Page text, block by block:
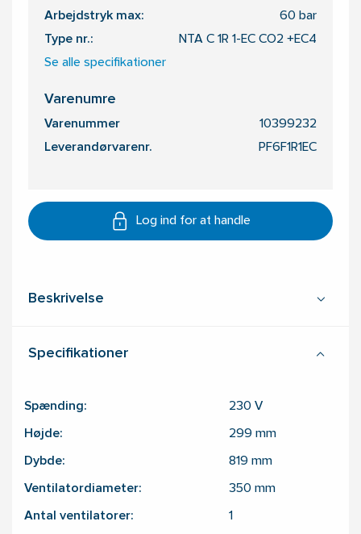
Arbejdstryk max: 60 bar
Type nr.: NTA C 1R 1-EC CO2 +EC4
Se alle specifikationer
Varenumre
Varenummer 10399232
Leverandørvarenr. PF6F1R1EC
Log ind for at handle
Beskrivelse
Specifikationer
Spænding: 230 V
Højde: 299 mm
Dybde: 819 mm
Ventilatordiameter: 350 mm
Antal ventilatorer: 1